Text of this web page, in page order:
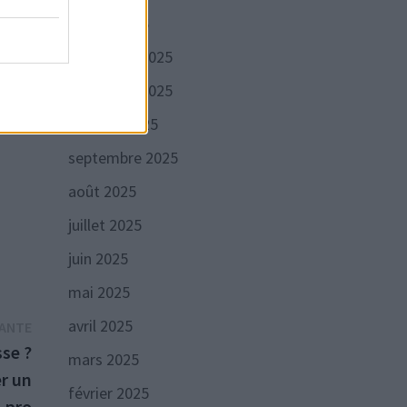
Publication
suivante :
?
un
janvier 2026
décembre 2025
novembre 2025
octobre 2025
septembre 2025
août 2025
juillet 2025
juin 2025
mai 2025
avril 2025
mars 2025
février 2025